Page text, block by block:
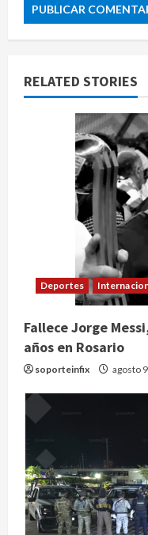
RELATED STORIES
Deportes
Fallece Jorge
años en Rosario
soporteinfix agosto